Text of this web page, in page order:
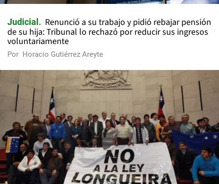
Judicial
Renunció a su trabajo y pidió rebajar pensión
de su hija: Tribunal lo rechazó por reducir sus ingresos
voluntariamente
Por Horacio Gutiérrez Areyte